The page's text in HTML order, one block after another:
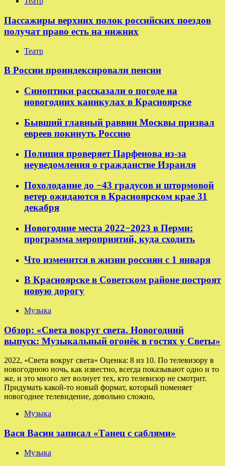
Пассажиры верхних полок российских поездов
получат право есть на нижних
Театр
В России проиндексировали пенсии
Синоптики рассказали о погоде на
новогодних каникулах в Красноярске
Бывший главный раввин Москвы призвал
евреев покинуть Россию
Полиция проверяет Парфенова из-за
неуведомления о гражданстве Израиля
Похолодание до −43 градусов и штормовой
ветер ожидаются в Красноярском крае 31
декабря
Новогодние места 2022−2023 в Перми:
программа мероприятий, куда сходить
Что изменится в жизни россиян с 1 января
В Красноярске в Советском районе построят
новую дорогу
Музыка
Обзор: «Света вокруг света. Новогодний
выпуск: Музыкальный огонёк в гостях у Светы»
2022, «Света вокруг света» Оценка: 8 из 10. По телевизору в
новогоднюю ночь, как известно, всегда показывают одно и то
же, и это много лет волнует тех, кто телевизор не смотрит.
Придумать какой-то новый формат, который поменяет
новогоднее телевидение, довольно сложно,
Музыка
Вася Васин записал «Танец с саблями»
Музыка